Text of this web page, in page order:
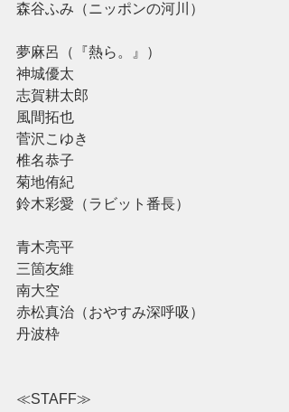
森谷ふみ（ニッポンの河川）
夢麻呂（『熱ら。』）
神城優太
志賀耕太郎
風間拓也
菅沢こゆき
椎名恭子
菊地侑紀
鈴木彩愛（ラビット番長）
青木亮平
三箇友維
南大空
赤松真治（おやすみ深呼吸）
丹波枠
≪STAFF≫